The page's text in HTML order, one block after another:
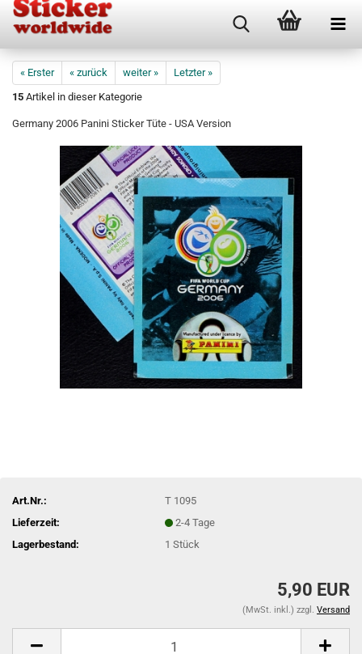
« Erster « zurück weiter »
Letzter »
15 Artikel in dieser Kategorie
Germany 2006 Panini Sticker Tüte - USA Version
Art.Nr.:
T 1095
Lieferzeit:
2-4 Tage
Lagerbestand:
1Stück
5,90 EUR
(MwSt. inkl.) zzgl. Versand